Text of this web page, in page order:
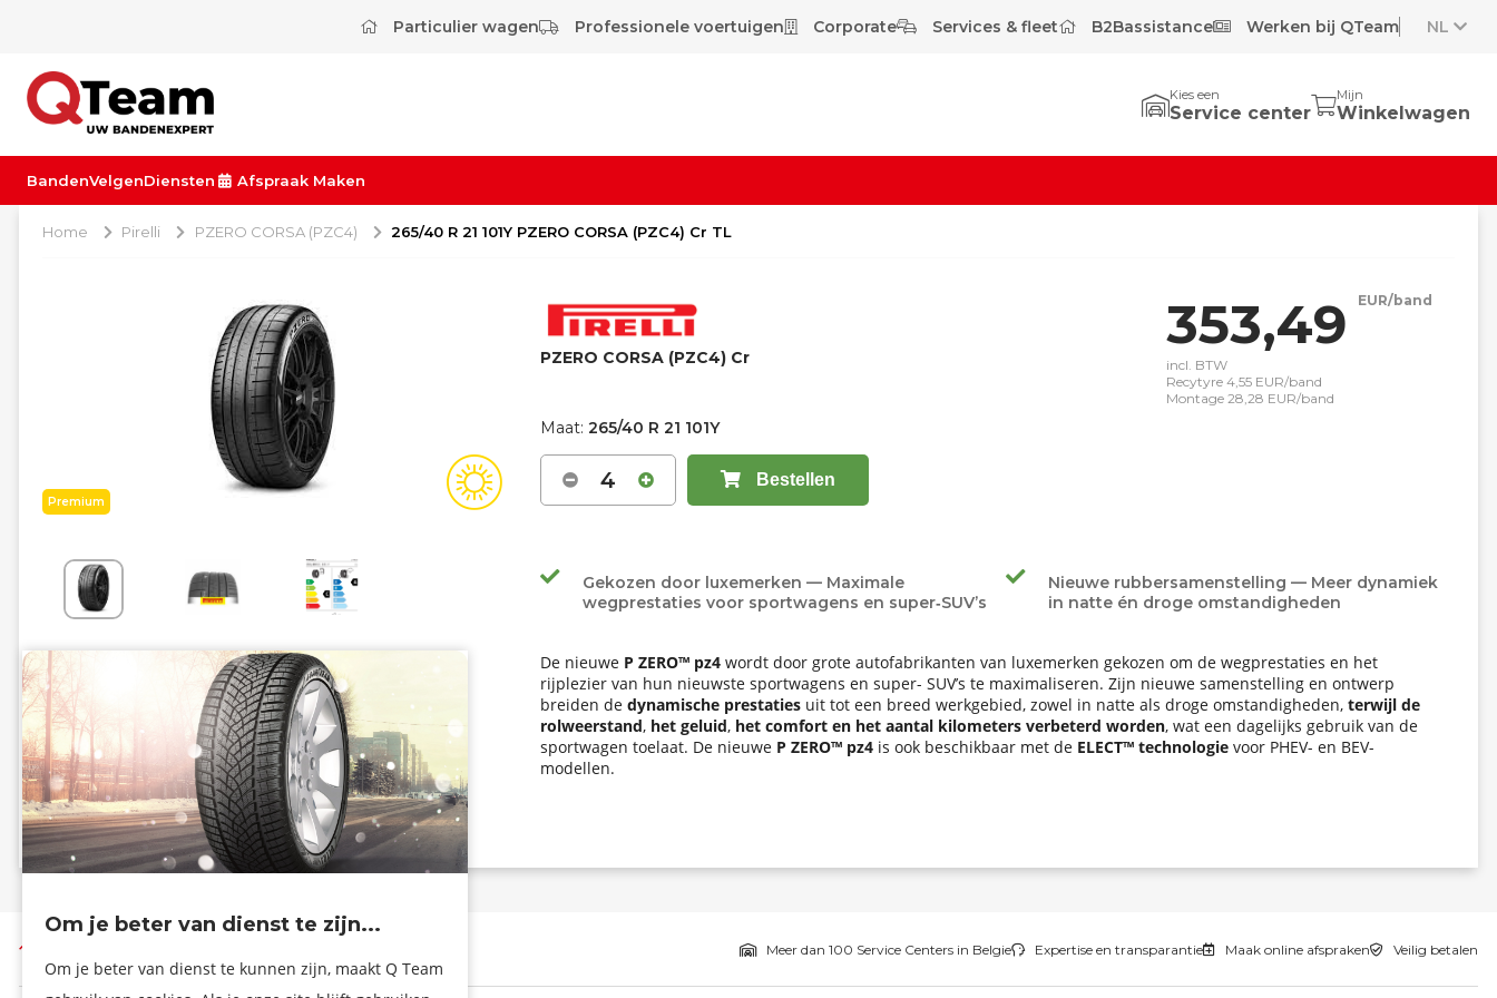
Om je beter van dienst te zijn...
Om je beter van dienst te kunnen zijn, maakt Q Team
Particulier wagen Professionele voertuigen Corporate Services & fleet B2Bassistance Werken bij QTeam NL
Kies een
Service center
Mijn
Winkelwagen
BandenVelgenDiensten Afspraak Maken
Home Pirelli PZERO CORSA (PZC4) 265/40 R 21 101Y PZERO CORSA (PZC4) Cr TL
Premium
C A
B - 72 dB
Info eprel
PZERO CORSA (PZC4) Cr
353,49 EUR/band
incl. BTW
Recytyre 4,55 EUR/band
Montage 28,28 EUR/band
Maat:265/40 R 21 101Y
4 Bestellen
Gekozen door luxemerken — Maximale
wegprestaties voor sportwagens en super‑SUV’s
Nieuwe rubbersamenstelling — Meer dynamiek
in natte én droge omstandigheden
De nieuwe P ZERO™ pz4 wordt door grote autofabrikanten van luxemerken gekozen om de wegprestaties en het
rijplezier van hun nieuwste sportwagens en super- SUV’s te maximaliseren. Zijn nieuwe samenstelling en ontwerp
breiden dedynamische prestaties uit tot een breed werkgebied, zowel in natte als droge omstandigheden,terwijl de
rolweerstand, het geluid, het comfort en het aantal kilometers verbeterd worden, wat een dagelijks gebruik van de
sportwagen toelaat. De nieuwe P ZERO™ pz4 is ook beschikbaar met de ELECT™ technologie voor PHEV- en BEV-
modellen.
Meer dan 100 Service Centers in Belgie Expertise en transparantie Maak online afspraken Veilig betalen